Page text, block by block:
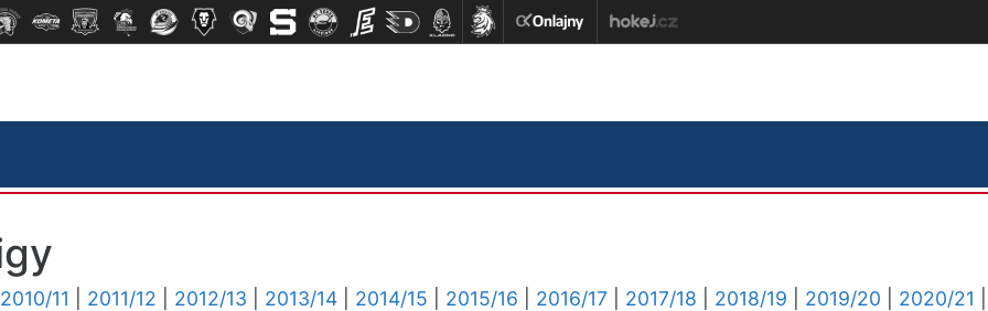
2010/11 2011/12 2012/13 2013/14 2014/15 2015/16 2016/17 2017/18 2018/19 2019/20 2020/21